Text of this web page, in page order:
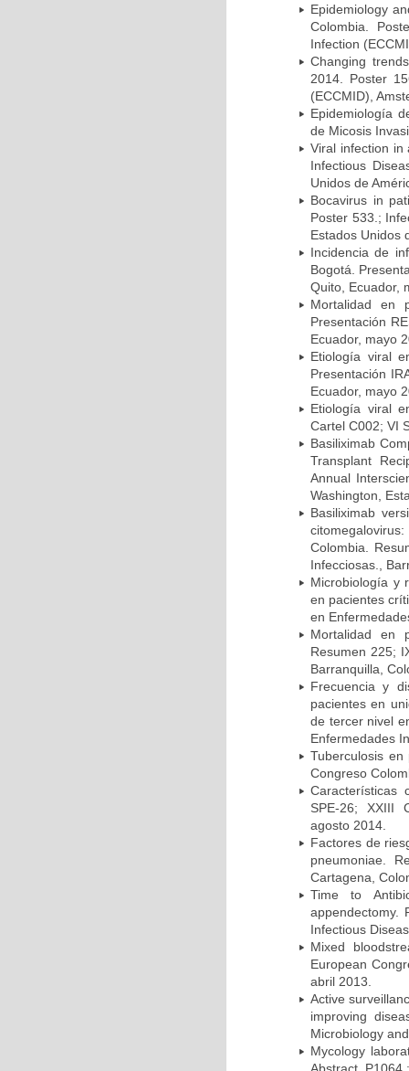
Epidemiology
Colombia.
Infection
Changing
2014. Poster
(ECCMID),
Epidemiología
de Micosis
Viral infection in
Infectious
Unidos de
Bocavirus in
Poster 533.;
Estados Unidos
Incidencia de
Bogotá.
Quito, Ecuador,
Mortalidad en
Presentación
Ecuador, mayo
Etiología viral
Presentación
Ecuador, mayo
Etiología viral
Cartel C002; VI
Basiliximab
Transplant
Annual
Washington,
Basiliximab
Colombia.
Infecciosas.,
Microbiología y
en pacientes
en
Mortalidad en
Resumen 225;
Barranquilla,
Frecuencia y
pacientes en
de tercer nivel
Enfermedades
Tuberculosis
Congreso
Características
SPE-26; XXIII
agosto 2014.
Factores de
pneumoniae.
Cartagena,
Time to
appendectomy.
Infectious
Mixed
European
abril 2013.
Active
improving
Microbiology
Mycology
Abstract